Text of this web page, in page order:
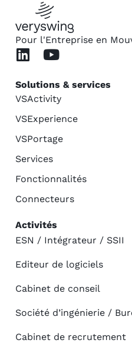
Pour l'Entreprise en
Solutions & services
VSActivity
VSExperience
VSPortage
Services
Fonctionnalités
Connecteurs
Activités
ESN / Intégrateur / SSII
Editeur de logiciels
Cabinet de conseil
Société d’ingénierie /
Cabinet de recrutement